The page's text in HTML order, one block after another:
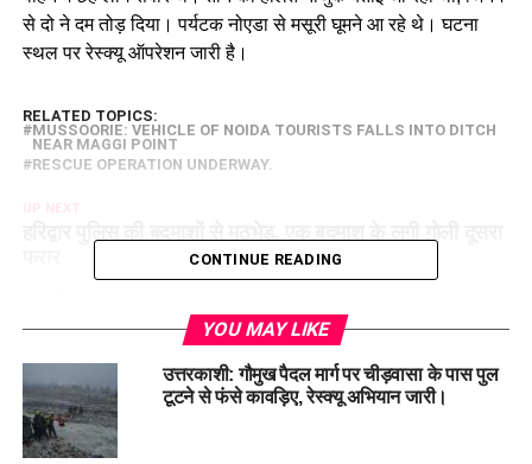
से दो ने दम तोड़ दिया। पर्यटक नोएडा से मसूरी घूमने आ रहे थे। घटना
स्थल पर रेस्क्यू ऑपरेशन जारी है।
RELATED TOPICS:
MUSSOORIE: VEHICLE OF NOIDA TOURISTS FALLS INTO DITCH
NEAR MAGGI POINT
RESCUE OPERATION UNDERWAY.
UP NEXT
13 सितंबर राशिफल: कन्या, तुला समेत इन तीन राशि वालों को
मिलेगा भाग्य का लाभ, पढ़िए आज का राशिफल
CONTINUE READING
YOU MAY LIKE
उत्तरकाशी: गौमुख पैदल मार्ग पर चीड़वासा के पास पुल
टूटने से फंसे कावड़िए, रेस्क्यू अभियान जारी।